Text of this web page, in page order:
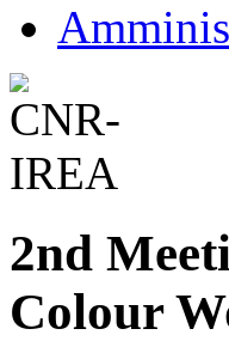
2nd
Colour